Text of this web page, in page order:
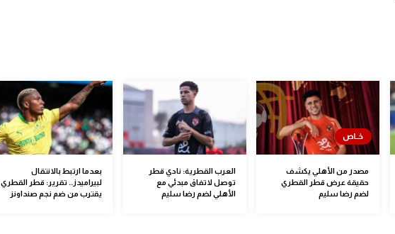
مصدر من الأهلي يكشف
حقيقة عرض قطر القطري
لضم رضا سليم
العرب القطرية: نادي قطر
توصل لاتفاق مبدئي مع
الأهلي لضم رضا سليم
بعدما ارتبط بالانتقال
لبيراميدز.. تقرير: قطر القطري
يقترب من ضم نجم صنداونز